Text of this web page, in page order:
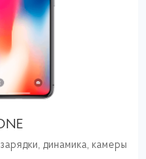
динамика, камеры